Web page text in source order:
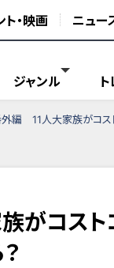
ト・映画 ニュー
ジャンル
外編 11人大家族がコス
がコスト